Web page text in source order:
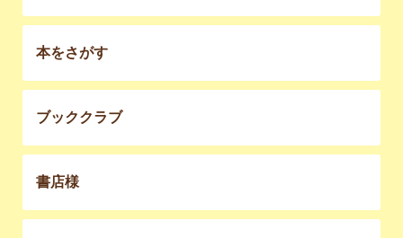
本をさがす
ブッククラブ
書店様